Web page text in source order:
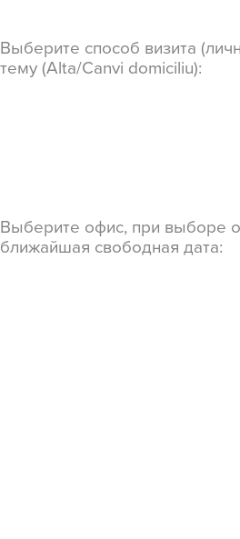
Выберите способ визита
тему (Alta/Canvi domiciliu):
Выберите офис, при выборе
ближайшая свободная дата: